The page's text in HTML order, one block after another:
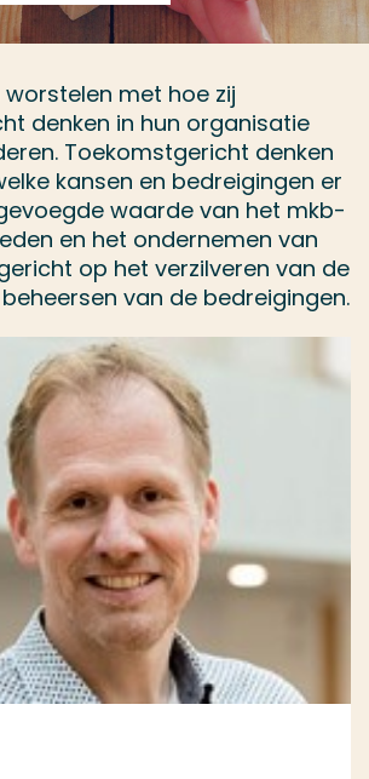
met hoe zij
denken in hun organisatie
Toekomstgericht denken
kansen en bedreigingen er
waarde van het mkb-
en het ondernemen van
op het verzilveren van de
van de bedreigingen.